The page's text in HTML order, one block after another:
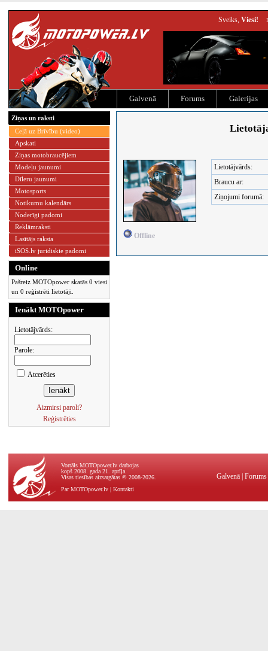
Sveiks, Viesi!
Galvenā Forums Galerijas
Ziņas un raksti
Ceļā uz Brīvību (video)
Apskati
Ziņas motobraucējiem
Modeļu jaunumi
Dīleru jaunumi
Motosports
Notikumu kalendārs
Noderīgi padomi
Reklāmraksti
Lasītājs raksta
iSOS.lv juridiskie padomi
Online
Pašreiz MOTOpower skatās 0 viesi
un 0 reģistrēti lietotāji.
Ienākt MOTOpower
Lietotājvārds:
Parole:
Atcerēties
Aizmirsi paroli?
Reģistrēties
Offline
Lietotājvārds:
Braucu ar:
Ziņojumi forumā:
Vortāls MOTOpower.lv darbojas
kopš 2008. gada 21. aprīļa.
Visas tiesības aizsargātas © 2008-2026.
Par MOTOpower.lv | Kontakti
Galvenā Forums